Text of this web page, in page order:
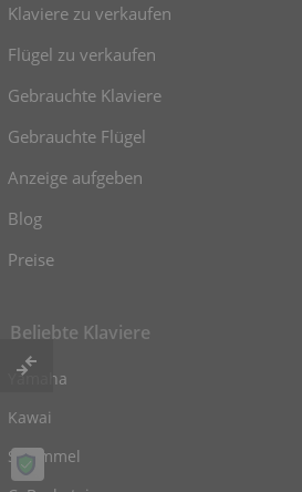
Klaviere zu verkaufen
Flügel zu verkaufen
Gebrauchte Klaviere
Gebrauchte Flügel
Anzeige aufgeben
Blog
Preise
Beliebte Klaviere
Yamaha
Kawai
Schimmel